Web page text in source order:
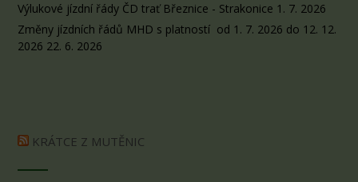
Výlukové jízdní řády ČD trať Březnice - Strakonice 1. 7. 2026
Změny jízdních řádů MHD s platností od 1. 7. 2026 do 12. 12.
2026 22. 6. 2026
KRÁTCE Z MUTĚNIC